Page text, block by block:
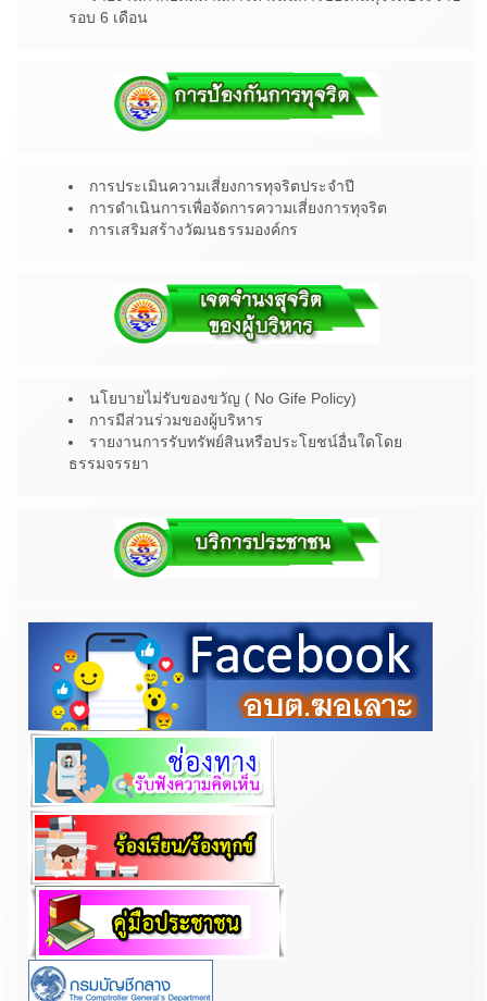
รอบ 6 เดือน
การประเมินความเสี่ยงการทุจริตประจำปี
การดำเนินการเพื่อจัดการความเสี่ยงการทุจริต
การเสริมสร้างวัฒนธรรมองค์กร
นโยบายไม่รับของขวัญ ( No Gife Policy)
การมีส่วนร่วมของผู้บริหาร
รายงานการรับทรัพย์สินหรือประโยชน์อื่นใดโดย
ธรรมจรรยา